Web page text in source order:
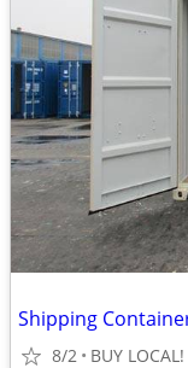
Shipping
8/2 BUY LOCAL!